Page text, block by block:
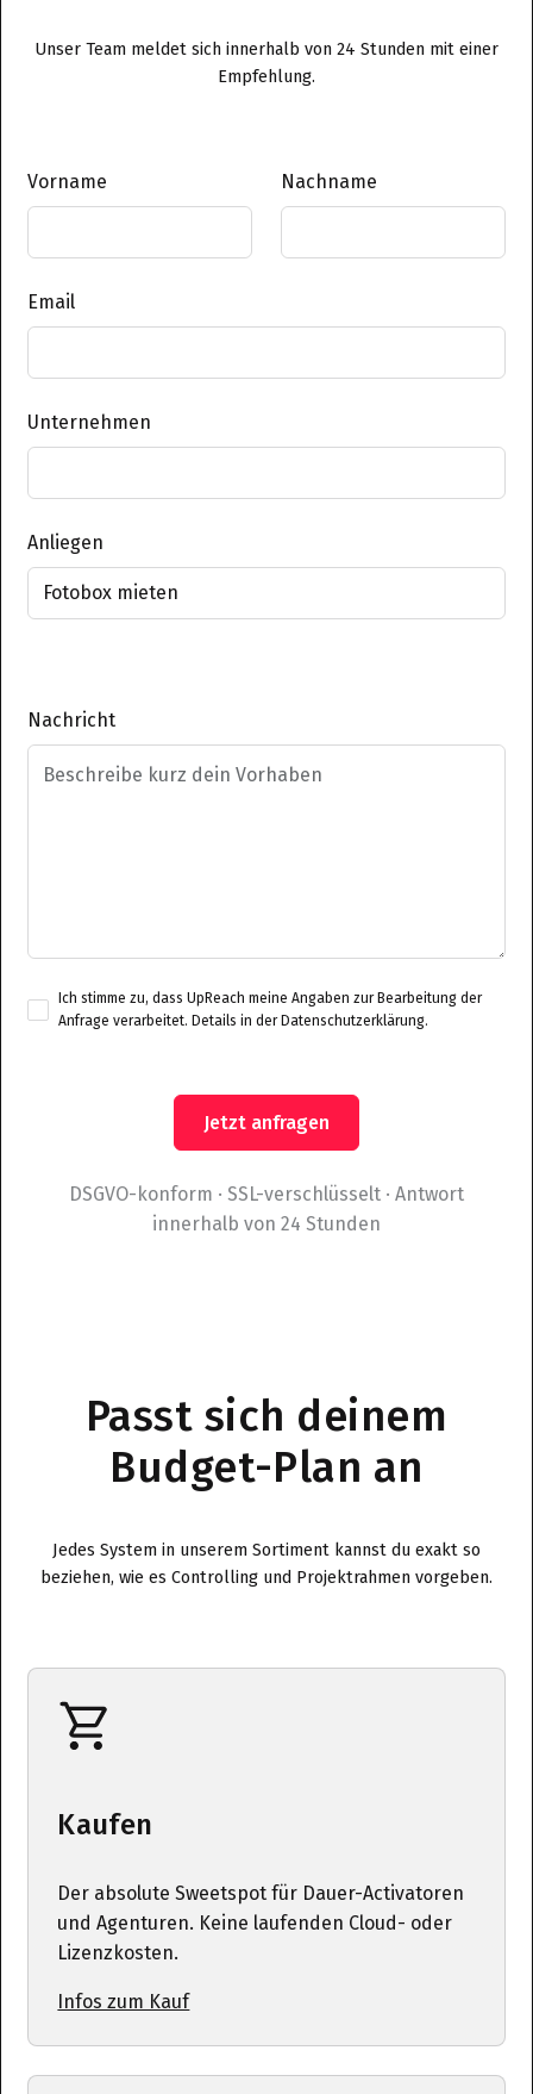
Unser Team meldet sich innerhalb von 24 Stunden mit einer
Empfehlung.
Vorname Nachname
Email
Unternehmen
Anliegen
Nachricht
Ich stimme zu, dass UpReach meine Angaben zur Bearbeitung der
Anfrage verarbeitet. Details in der Datenschutzerklärung.
DSGVO-konform · SSL-verschlüsselt · Antwort
innerhalb von 24 Stunden
Passt sich deinem
Budget-Plan an
Jedes System in unserem Sortiment kannst du exakt so
beziehen, wie es Controlling und Projektrahmen vorgeben.
Kaufen
Der absolute Sweetspot für Dauer-Activatoren
und Agenturen. Keine laufenden Cloud- oder
Lizenzkosten.
Infos zum Kauf